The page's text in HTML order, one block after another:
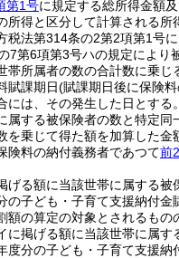
第1号に規定する総所得金額
所得と区分して計算される所
税法第314条の2第2項第1号
7第6項第3号ハの規定により
帯所属者の数の合計数に乗じ
賦課期日(賦課期日後に保険
には、その発生した日とする
属する被保険者の数と特定同
を乗じて得た額を加算した金
険料の納付義務者であつて前
げる額に当該世帯に属する被
の子ども・子育て支援納付金
額の算定の対象とされるもの
に掲げる額に当該世帯に属す
度分の子ども・子育て支援納